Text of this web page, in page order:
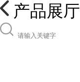
产品展厅